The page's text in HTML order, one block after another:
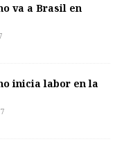
va a Brasil en
inicia labor en la